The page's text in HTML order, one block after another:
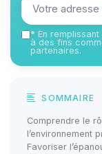
* En
à des fins
partenaires.
SOMMAIRE
Comprendre le
l’environnement
Favoriser